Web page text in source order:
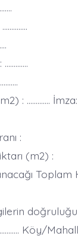
: ………….
:
(m2) :
Toplam
Köy/